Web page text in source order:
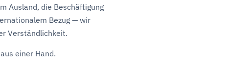
Ausland, die Beschäftigung
Bezug — wir
Verständlichkeit.
einer Hand.